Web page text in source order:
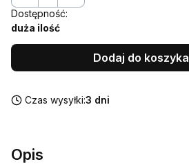
Dostępność:
duża ilość
Dodaj do koszyka
Czas wysyłki:3 dni
Opis